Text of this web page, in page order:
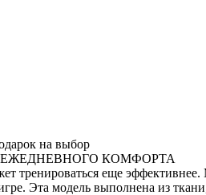
на выбор
КОМФОРТА
тренироваться еще эффективнее.
Эта модель выполнена из